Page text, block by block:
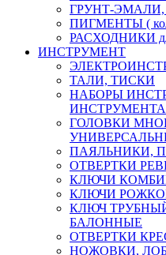
ГРУНТ-
ПИГМЕНТЫ (
РАСХОДНИКИ
ИНСТРУМЕНТ
ТАЛИ, ТИСКИ
НАБОРЫ
ИНСТРУМЕНТА
ГОЛОВКИ
ПАЯЛЬНИКИ,
ОТВЕРТКИ
КЛЮЧИ
КЛЮЧИ
КЛЮЧ
БАЛОННЫЕ
ОТВЕРТКИ
НОЖОВКИ,